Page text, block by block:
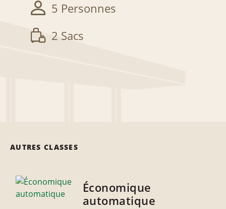
5 Personnes
2 Sacs
AUTRES CLASSES
Économique
automatique